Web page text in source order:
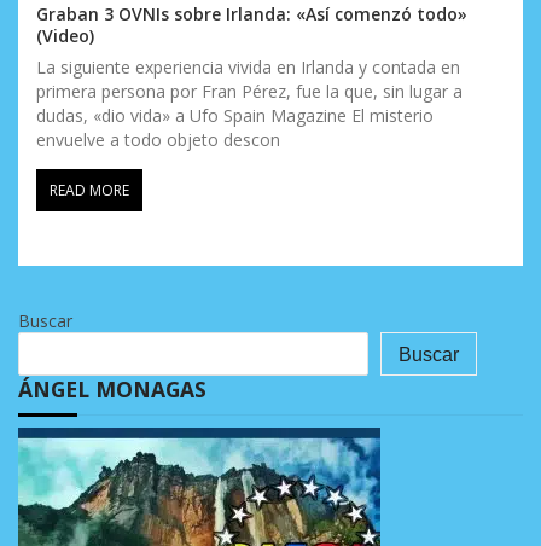
Graban 3 OVNIs sobre Irlanda: «Así comenzó todo»
(Video)
La siguiente experiencia vivida en Irlanda y contada en
primera persona por Fran Pérez, fue la que, sin lugar a
dudas, «dio vida» a Ufo Spain Magazine El misterio
envuelve a todo objeto descon
READ MORE
Buscar
Buscar
ÁNGEL MONAGAS